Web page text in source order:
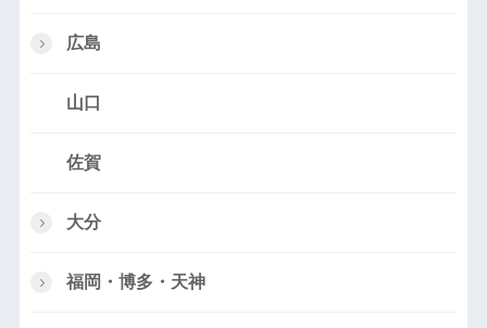
広島
山口
佐賀
大分
福岡・博多・天神